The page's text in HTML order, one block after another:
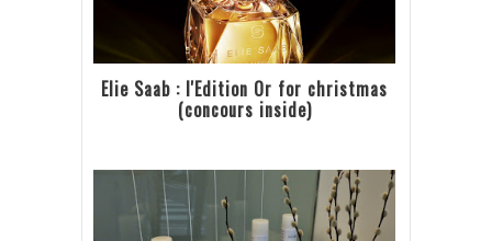
Elie Saab : l'Edition Or for christmas
(concours inside)